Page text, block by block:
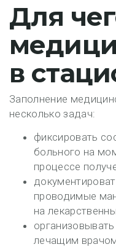
Для
в
Заполнение
несколько задач:
фиксировать
больного на
процессе
проводимые
на
лечащим